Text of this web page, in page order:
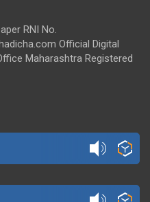
RNI No.
Official Digital
Maharashtra Registered